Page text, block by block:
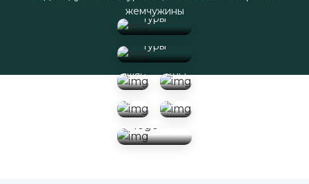
жемчужины
Экскурсионные
туры
Пляжные
туры
Сафари
Путешествие
по России
и
речные
круизы
Оздоровительные
туры
Клубные
путешествия